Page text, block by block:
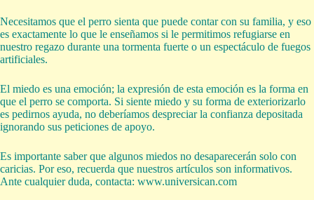
Necesitamos que el perro sienta que puede contar con su familia, y eso
es exactamente lo que le enseñamos si le permitimos refugiarse en
nuestro regazo durante una tormenta fuerte o un espectáculo de fuegos
artificiales.
El miedo es una emoción; la expresión de esta emoción es la forma en
que el perro se comporta. Si siente miedo y su forma de exteriorizarlo
es pedirnos ayuda, no deberíamos despreciar la confianza depositada
ignorando sus peticiones de apoyo.
Es importante saber que algunos miedos no desaparecerán solo con
caricias. Por eso, recuerda que nuestros artículos son informativos.
Ante cualquier duda, contacta: www.universican.com